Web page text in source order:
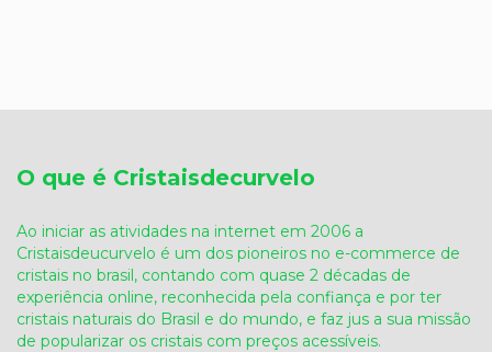
O que é Cristaisdecurvelo
Ao iniciar as atividades na internet em 2006 a
Cristaisdeucurvelo é um dos pioneiros no e-commerce de
cristais no brasil, contando com quase 2 décadas de
experiência online, reconhecida pela confiança e por ter
cristais naturais do Brasil e do mundo, e faz jus a sua missão
de popularizar os cristais com preços acessíveis.